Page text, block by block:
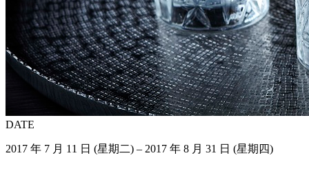
DATE
2017 年 7 月 11 日 (星期二) – 2017 年 8 月 31 日 (星期四)